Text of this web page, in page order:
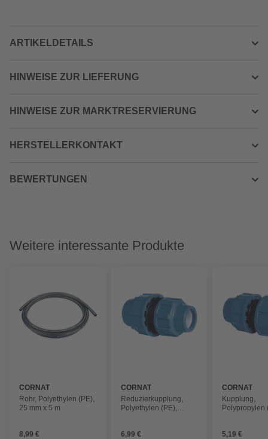
ARTIKELDETAILS
HINWEISE ZUR LIEFERUNG
HINWEISE ZUR MARKTRESERVIERUNG
HERSTELLERKONTAKT
BEWERTUNGEN
Weitere interessante Produkte
CORNAT
Rohr, Polyethylen (PE),
25 mm x 5 m
8,99 €
CORNAT
Reduzierkupplung,
Polyethylen (PE),
6,99 €
CORNAT
Kupplung,
Polypropylen
5,19 €